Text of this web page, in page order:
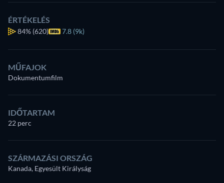
ÉRTÉKELÉS
84% (620) 7.8 (9k)
MŰFAJOK
Dokumentumfilm
IDŐTARTAM
22 perc
SZÁRMAZÁSI ORSZÁG
Kanada, Egyesült Királyság